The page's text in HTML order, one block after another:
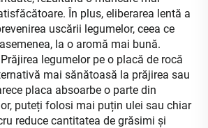
În plus, eliberarea lentă a
uscării legumelor, ceea ce
la o aromă mai bună.
legumelor pe o placă de rocă
mai sănătoasă la prăjirea sau
placa absoarbe o parte din
puteți folosi mai puțin ulei sau chiar
reduce cantitatea de grăsimi și